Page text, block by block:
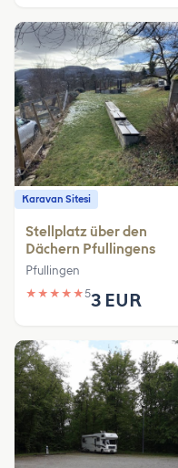
Karavan Sitesi
Stellplatz über den
Dächern Pfullingens
Pfullingen
★ ★ ★ ★ ★53 EUR